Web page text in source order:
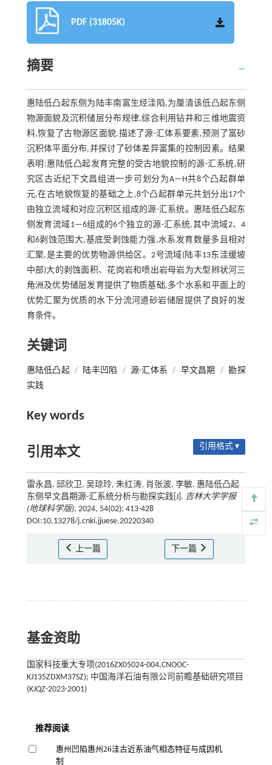
PDF (31805K)
摘要
惠陆低凸起东侧为陆丰南富生烃洼陷,为厘清该低凸起东侧
物源面貌及沉积储层分布规律,综合利用钻井和三维地震资
料,恢复了古物源区面貌,描述了源-汇体系要素,预测了富砂
沉积体平面分布,并探讨了砂体差异富集的控制因素。结果
表明:惠陆低凸起发育完整的受古地貌控制的源-汇系统,研
究区古近纪下文昌组进一步可划分为A—H共8个凸起群单
元,在古地貌恢复的基础之上,8个凸起群单元共划分出17个
由独立流域和对应沉积区组成的源-汇系统。惠陆低凸起东
侧发育流域1—6组成的6个独立的源-汇系统,其中流域2、4
和6剥蚀范围大,基底受剥蚀能力强,水系发育数量多且相对
汇聚,是主要的优势物源供给区。2号流域(陆丰13东洼缓坡
中部)大的剥蚀面积、花岗岩和喷出岩母岩为大型辫状河三
角洲及优势储层发育提供了物质基础,多个水系和平面上的
优势汇聚为优质的水下分流河道砂岩储层提供了良好的发
育条件。
关键词
惠陆低凸起 / 陆丰凹陷 / 源-汇体系 / 早文昌期 / 勘探
实践
Key words
引用本文 引用格式 ▾
雷永昌, 邱欣卫, 吴琼玲, 朱红涛, 肖张波, 李敏. 惠陆低凸起
东侧早文昌期源-汇系统分析与勘探实践[J]. 吉林大学学报
(地球科学版), 2024, 54(02): 413-428
DOI:10.13278/j.cnki.jjuese.20220340
上一篇 下一篇
基金资助
国家科技重大专项(2016ZX05024-004,CNOOC-
KJ135ZDXM37SZ); 中国海洋石油有限公司前瞻基础研究项目
(KJQZ-2023-2001)